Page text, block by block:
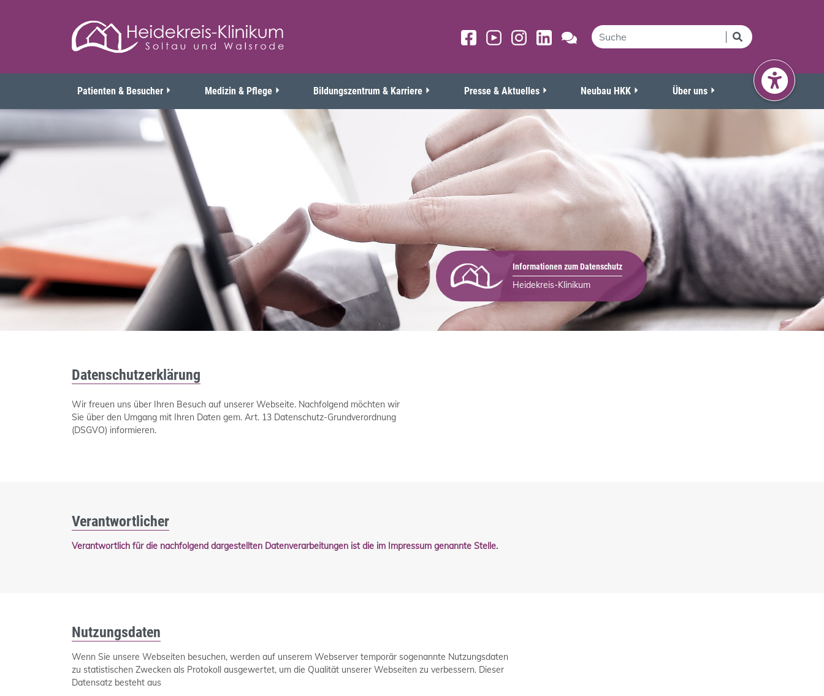
Patienten & Besucher Medizin & Pflege Bildungszentrum & Karriere Presse & Aktuelles Neubau HKK Über uns
Informationen zum Datenschutz
Heidekreis-Klinikum
Datenschutzerklärung
Wir freuen uns über Ihren Besuch auf unserer Webseite. Nachfolgend möchten wir
Sie über den Umgang mit Ihren Daten gem. Art. 13 Datenschutz-Grundverordnung
(DSGVO) informieren.
Verantwortlicher
Verantwortlich für die nachfolgend dargestellten Datenverarbeitungen ist die im Impressum genannte Stelle.
Nutzungsdaten
Wenn Sie unsere Webseiten besuchen, werden auf unserem Webserver temporär sogenannte Nutzungsdaten
zu statistischen Zwecken als Protokoll ausgewertet, um die Qualität unserer Webseiten zu verbessern. Dieser
Datensatz besteht aus